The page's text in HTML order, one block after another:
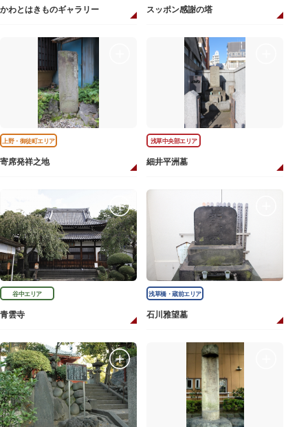
かわとはきものギャラリー スッポン感謝の塔
上野・御徒町エリア
寄席発祥之地
浅草中央部エリア
細井平洲墓
谷中エリア
青雲寺
浅草橋・蔵前エリア
石川雅望墓